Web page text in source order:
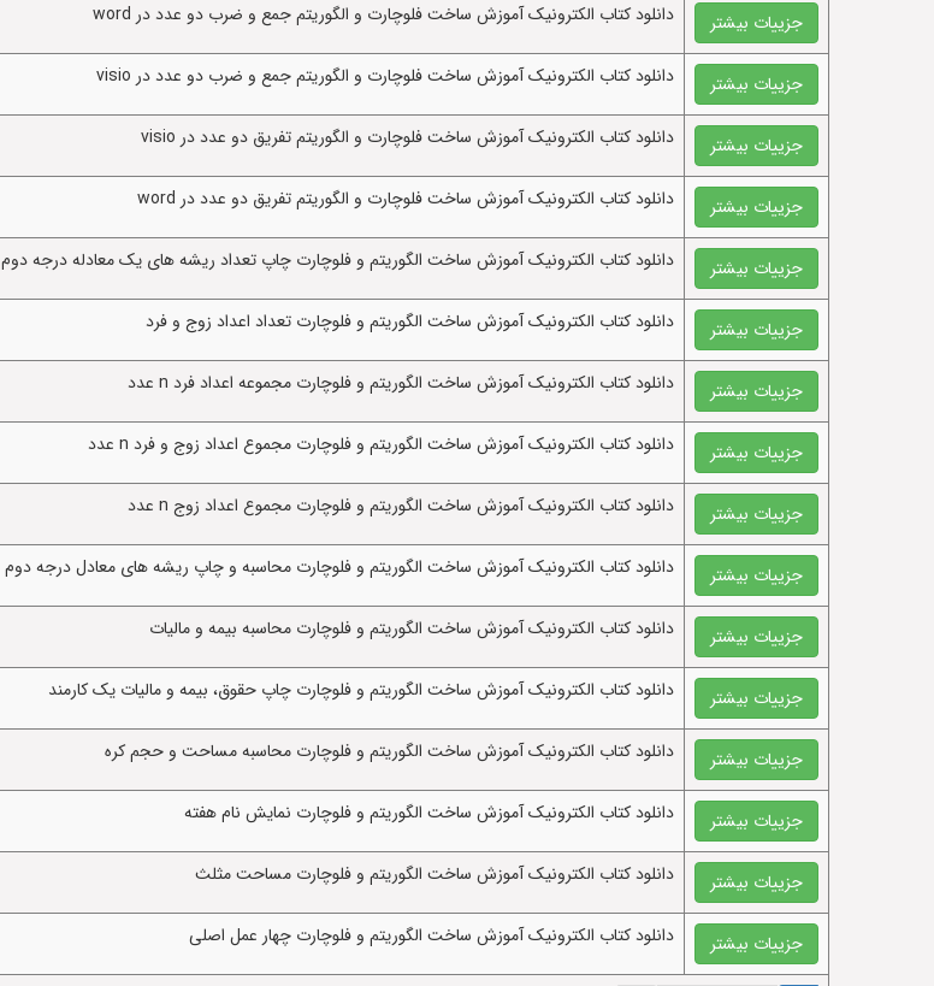
جزییات بیشتر دانلود کتاب الکترونيک آموزش ساخت فلوچارت و الگوریتم جمع و ضرب دو عدد در word
جزییات بیشتر دانلود کتاب الکترونيک آموزش ساخت فلوچارت و الگوریتم جمع و ضرب دو عدد در visio
جزییات بیشتر دانلود کتاب الکترونيک آموزش ساخت فلوچارت و الگوریتم تفریق دو عدد در visio
جزییات بیشتر دانلود کتاب الکترونيک آموزش ساخت فلوچارت و الگوریتم تفریق دو عدد در word
جزییات بیشتر دانلود کتاب الکترونيک آموزش ساخت الگوریتم و فلوچارت چاپ تعداد ریشه های یک معادله درجه دوم
جزییات بیشتر دانلود کتاب الکترونيک آموزش ساخت الگوریتم و فلوچارت تعداد اعداد زوج و فرد
جزییات بیشتر دانلود کتاب الکترونيک آموزش ساخت الگوریتم و فلوچارت مجموعه اعداد فرد n عدد
جزییات بیشتر دانلود کتاب الکترونيک آموزش ساخت الگوریتم و فلوچارت مجموع اعداد زوج و فرد n عدد
جزییات بیشتر دانلود کتاب الکترونيک آموزش ساخت الگوریتم و فلوچارت مجموع اعداد زوج n عدد
جزییات بیشتر دانلود کتاب الکترونيک آموزش ساخت الگوریتم و فلوچارت محاسبه و چاپ ریشه های معادل درجه دوم
جزییات بیشتر دانلود کتاب الکترونيک آموزش ساخت الگوریتم و فلوچارت محاسبه بیمه و مالیات
جزییات بیشتر دانلود کتاب الکترونيک آموزش ساخت الگوریتم و فلوچارت چاپ حقوق، بیمه و مالیات یک کارمند
جزییات بیشتر دانلود کتاب الکترونيک آموزش ساخت الگوریتم و فلوچارت محاسبه مساحت و حجم کره
جزییات بیشتر دانلود کتاب الکترونيک آموزش ساخت الگوریتم و فلوچارت نمایش نام هفته
جزییات بیشتر دانلود کتاب الکترونيک آموزش ساخت الگوریتم و فلوچارت مساحت مثلث
جزییات بیشتر دانلود کتاب الکترونيک آموزش ساخت الگوریتم و فلوچارت چهار عمل اصلی